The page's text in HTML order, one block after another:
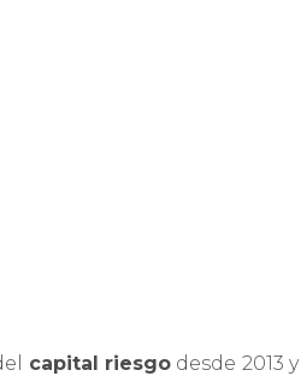
capital riesgodesde 2013